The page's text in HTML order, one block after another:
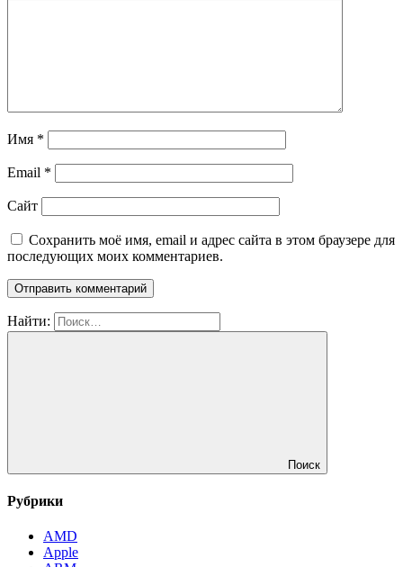
Имя *
Email *
Сайт
Сохранить моё имя, email и адрес сайта в этом браузере для
последующих моих комментариев.
Найти:
Поиск
Рубрики
AMD
Apple